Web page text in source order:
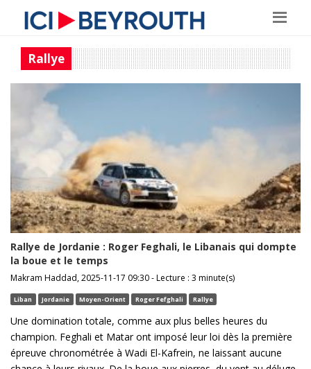
Rallye
Rallye de Jordanie : Roger Feghali, le Libanais qui dompte
la boue et le temps
Makram Haddad, 2025-11-17 09:30 - Lecture : 3 minute(s)
Liban Jordanie Moyen-Orient Roger Fefghali Rallye
Une domination totale, comme aux plus belles heures du
champion. Feghali et Matar ont imposé leur loi dès la première
épreuve chronométrée à Wadi El-Kafrein, ne laissant aucune